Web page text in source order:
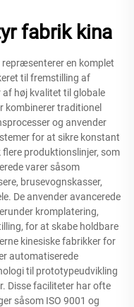
fabrik kina
en komplet
til fremstilling af
høj kvalitet til globale
kombinerer traditionel
og anvender
for at sikre konstant
produktionslinjer, som
varer såsom
brusevognskasser,
De anvender avancerede
kromplatering,
for at skabe holdbare
kinesiske fabrikker for
automatiserede
til prototypeudvikling
Disse faciliteter har ofte
såsom ISO 9001 og